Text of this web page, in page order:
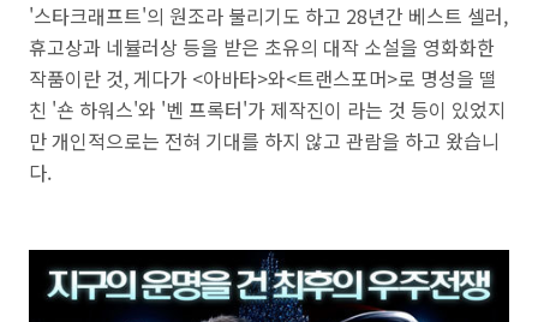
'스타크래프트'의 원조라 불리기도 하고 28년간 베스트 셀러,
휴고상과 네뷸러상 등을 받은 초유의 대작 소설을 영화화한
작품이란 것,게다가 <아바타>와<트랜스포머>로 명성을 떨
친 '숀 하워스'와 '벤 프록터'가 제작진이 라는 것 등이 있었지
만 개인적으로는 전혀 기대를 하지 않고 관람을 하고 왔습니
다.